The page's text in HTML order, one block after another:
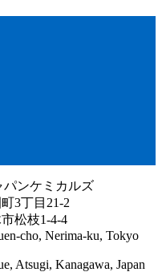
パンケミカルズ
3丁目21-2
松枝1-4-4
cho, Nerima-ku, Tokyo
Atsugi, Kanagawa, Japan